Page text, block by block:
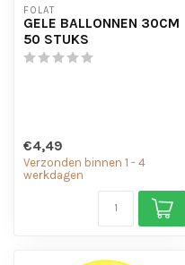
FOLAT
GELE BALLONNEN 30CM
50 STUKS
€4,49
Verzonden binnen 1 - 4
werkdagen